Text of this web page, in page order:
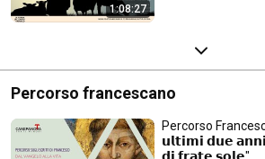
1:08:27
Percorso francescano
Percorso
𝘂𝗹𝘁𝗶𝗺𝗶 𝗱𝘂𝗲